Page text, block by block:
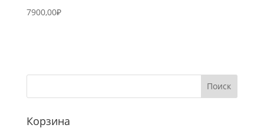
7900,00₽
Корзина